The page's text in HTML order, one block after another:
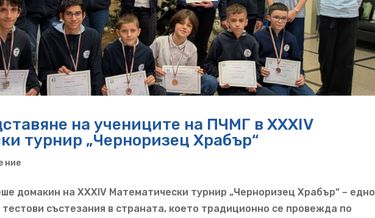
на учениците на ПЧМГ в XXXIV
турнир „Черноризец Храбър“
ние
домакин на XXXIV Математически турнир „Черноризец Храбър“ – едно
състезания в страната, което традиционно се провежда по